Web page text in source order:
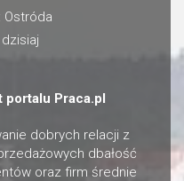
Ostróda
portalu Praca.pl
dobrych relacji z
dbałość
oraz firm średnie